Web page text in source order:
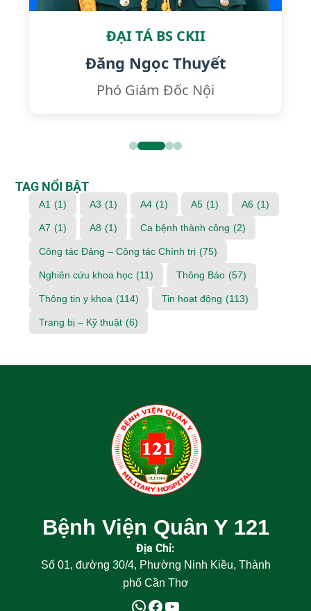
ĐẠI TÁ BS CKII
Đăng Ngọc Thuyết
Phó Giám Đốc Nội
TAG NỔI BẬT
A1 (1) A3 (1) A4 (1) A5 (1) A6 (1)
A7 (1) A8 (1) Ca bệnh thành công (2)
Công tác Đảng – Công tác Chính trị (75)
Nghiên cứu khoa học (11) Thông Báo (57)
Thông tin y khoa (114) Tin hoạt động (113)
Trang bị – Kỹ thuật (6)
Bệnh Viện Quân Y 121
Địa Chỉ:
Số 01, đường 30/4, Phường Ninh Kiều, Thành
phố Cần Thơ